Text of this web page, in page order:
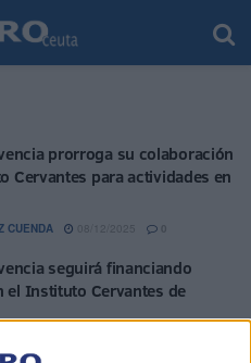
prorroga su colaboración
Cervantes para actividades en
CUENDA 0
seguirá financiando
el Instituto Cervantes de